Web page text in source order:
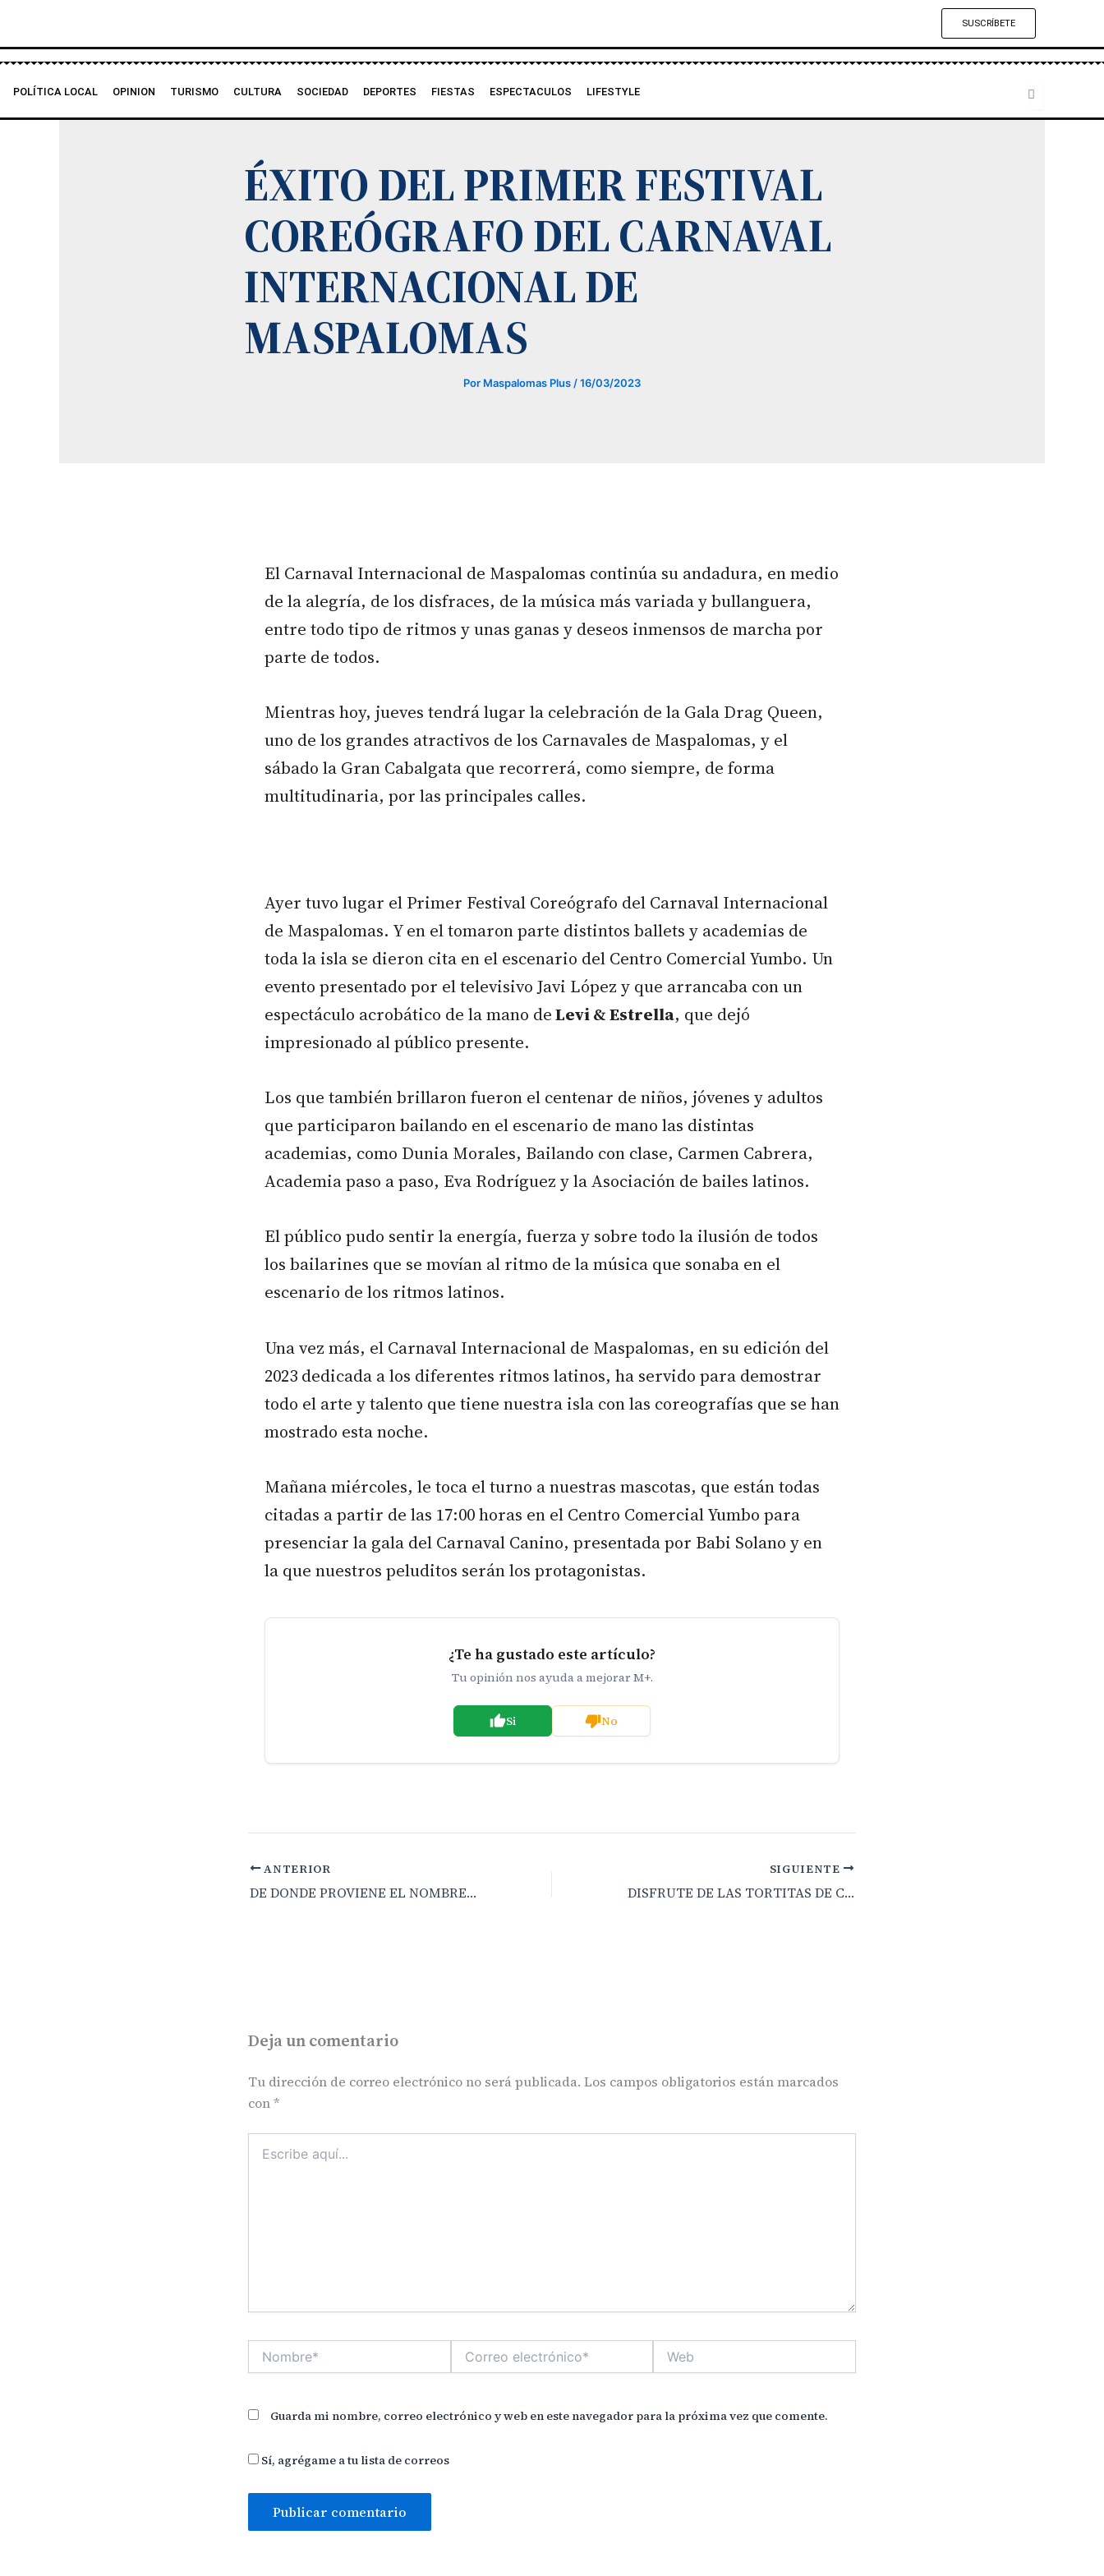
contenido
SUSCRÍBETE
POLÍTICA LOCAL OPINION TURISMO CULTURA SOCIEDAD DEPORTES FIESTAS ESPECTACULOS LIFESTYLE
ÉXITO DEL PRIMER FESTIVAL
COREÓGRAFO DEL CARNAVAL
INTERNACIONAL DE
MASPALOMAS
Por Maspalomas Plus /16/03/2023
El Carnaval Internacional de Maspalomas continúa su andadura, en medio
de la alegría, de los disfraces, de la música más variada y bullanguera,
entre todo tipo de ritmos y unas ganas y deseos inmensos de marcha por
parte de todos.
Mientras hoy, jueves tendrá lugar la celebración de la Gala Drag Queen,
uno de los grandes atractivos de los Carnavales de Maspalomas, y el
sábado la Gran Cabalgata que recorrerá, como siempre, de forma
multitudinaria, por las principales calles.
Ayer tuvo lugar el Primer Festival Coreógrafo del Carnaval Internacional
de Maspalomas. Y en el tomaron parte distintos ballets y academias de
toda la isla se dieron cita en el escenario del Centro Comercial Yumbo. Un
evento presentado por el televisivo Javi López y que arrancaba con un
espectáculo acrobático de la mano deLevi & Estrella, que dejó
impresionado al público presente.
Los que también brillaron fueron el centenar de niños, jóvenes y adultos
que participaron bailando en el escenario de mano las distintas
academias, como Dunia Morales, Bailando con clase, Carmen Cabrera,
Academia paso a paso, Eva Rodríguez y la Asociación de bailes latinos.
El público pudo sentir la energía, fuerza y sobre todo la ilusión de todos
los bailarines que se movían al ritmo de la música que sonaba en el
escenario de los ritmos latinos.
Una vez más, el Carnaval Internacional de Maspalomas, en su edición del
2023 dedicada a los diferentes ritmos latinos, ha servido para demostrar
todo el arte y talento que tiene nuestra isla con las coreografías que se han
mostrado esta noche.
Mañana miércoles, le toca el turno a nuestras mascotas, que están todas
citadas a partir de las 17:00 horas en el Centro Comercial Yumbo para
presenciar la gala del Carnaval Canino, presentada por Babi Solano y en
la que nuestros peluditos serán los protagonistas.
¿Te ha gustado este artículo?
Tu opinión nos ayuda a mejorar M+.
Si No
ANTERIOR
DE DONDE PROVIENE EL NOMBRE DE MASPALOMAS
SIGUIENTE
DISFRUTE DE LAS TORTITAS DE CARNAVAL
Deja un comentario
Tu dirección de correo electrónico no será publicada. Los campos obligatorios están marcados
con*
aquí...
Nombre*
Correo
electrónico*
Web
Guarda mi nombre, correo electrónico y web en este navegador para la próxima vez que comente.
Sí, agrégame a tu lista de correos